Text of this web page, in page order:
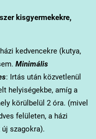
kisgyermekekre,
kedvencekre (kutya,
Minimális
: Irtás után közvetlenül
helyiségekbe, amíg a
körülbelül 2 óra. (mivel
felületen, a házi
új szagokra).